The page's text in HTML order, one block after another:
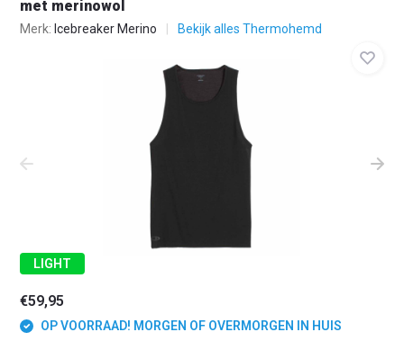
met merinowol
Merk: Icebreaker Merino Bekijk alles Thermohemd
LIGHT
€59,95
OP VOORRAAD! MORGEN OF OVERMORGEN IN HUIS